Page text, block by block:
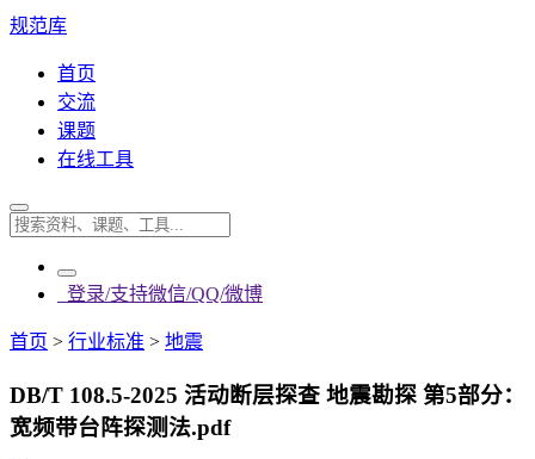
规范库
首页
交流
课题
在线工具
登录/支持微信/QQ/微博
首页 > 行业标准 > 地震
DB/T 108.5-2025 活动断层探查 地震勘探 第5部分：
宽频带台阵探测法.pdf